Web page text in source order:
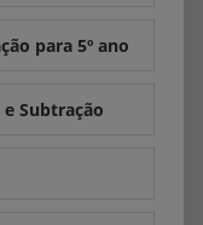
para 5º ano
Subtração